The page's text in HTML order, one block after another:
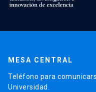
MESA CENTRAL
Teléfono para
Universidad.